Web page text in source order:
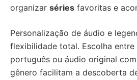
organizar séries favoritas e
Personalização de áudio e
flexibilidade total. Escolha entre
português ou áudio original
gênero facilitam a descoberta